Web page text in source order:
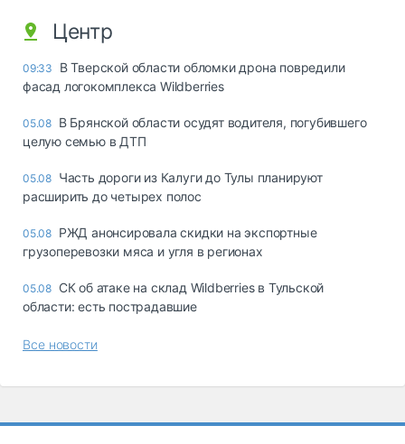
Центр
09:33
В Тверской области обломки дрона повредили
фасад логокомплекса Wildberries
05.08 В Брянской области осудят водителя, погубившего
целую семью в ДТП
05.08 Часть дороги из Калуги до Тулы планируют
расширить до четырех полос
05.08 РЖД анонсировала скидки на экспортные
грузоперевозки мяса и угля в регионах
05.08 СК об атаке на склад Wildberries в Тульской
области: есть пострадавшие
Все новости